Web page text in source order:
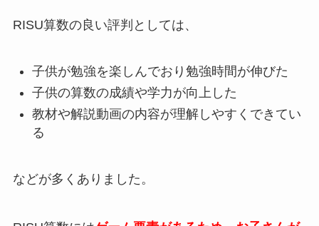
RISU算数の良い評判としては、
子供が勉強を楽しんでおり勉強時間が伸びた
子供の算数の成績や学力が向上した
教材や解説動画の内容が理解しやすくできてい
る
などが多くありました。